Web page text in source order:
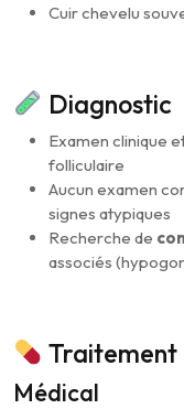
Cuir chevelu
Diagnostic
Examen clinique
folliculaire
Aucun examen
signes atypiques
Recherche de
associés
Traitement
Médical